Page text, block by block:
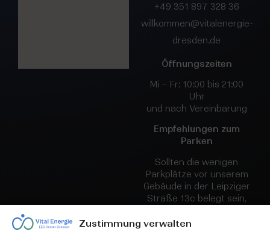
Zustimmung verwalten
+49 351 897 328 36
willkommen@vitalenergie-
dresden.de
Öffnungszeiten
Mi – Fr: 10:00 bis 21:00
Uhr
und nach Vereinbarung
Empfehlungen zum
Parken
Sollten die wenigen
Parkplätze vor unserem
Gebäude in der Leipziger
Straße 13c belegt sein,
Uferstraße kurz vor der